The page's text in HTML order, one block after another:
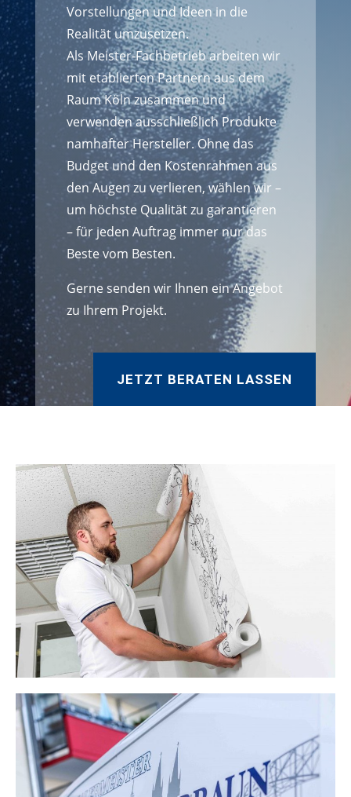
Vorstellungen und Ideen in die
Realität umzusetzen.
Als Meister-Fachbetrieb arbeiten wir
mit etablierten Partnern aus dem
Raum Köln zusammen und
verwenden ausschließlich Produkte
namhafter Hersteller. Ohne das
Budget und den Kostenrahmen aus
den Augen zu verlieren, wählen wir –
um höchste Qualität zu garantieren
– für jeden Auftrag immer nur das
Beste vom Besten.
Gerne senden wir Ihnen ein Angebot
zu Ihrem Projekt.
JETZT BERATEN LASSEN